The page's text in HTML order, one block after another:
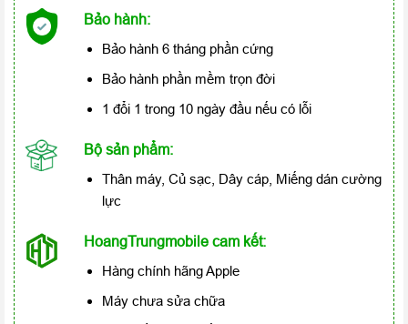
Bảo hành:
Bảo hành 6 tháng phần cứng
Bảo hành phần mềm trọn đời
1 đổi 1 trong 10 ngày đầu nếu có lỗi
Bộ sản phẩm:
Thân máy, Củ sạc, Dây cáp, Miếng dán cường
lực
HoangTrungmobile cam kết:
Hàng chính hãng Apple
Máy chưa sửa chữa